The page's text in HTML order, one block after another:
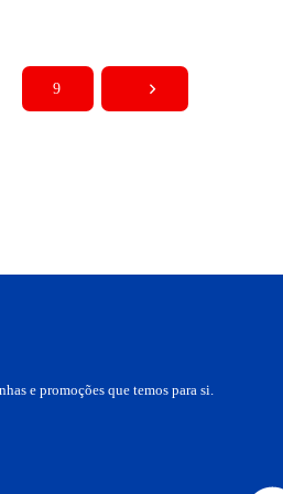
9
e promoções que temos para si.